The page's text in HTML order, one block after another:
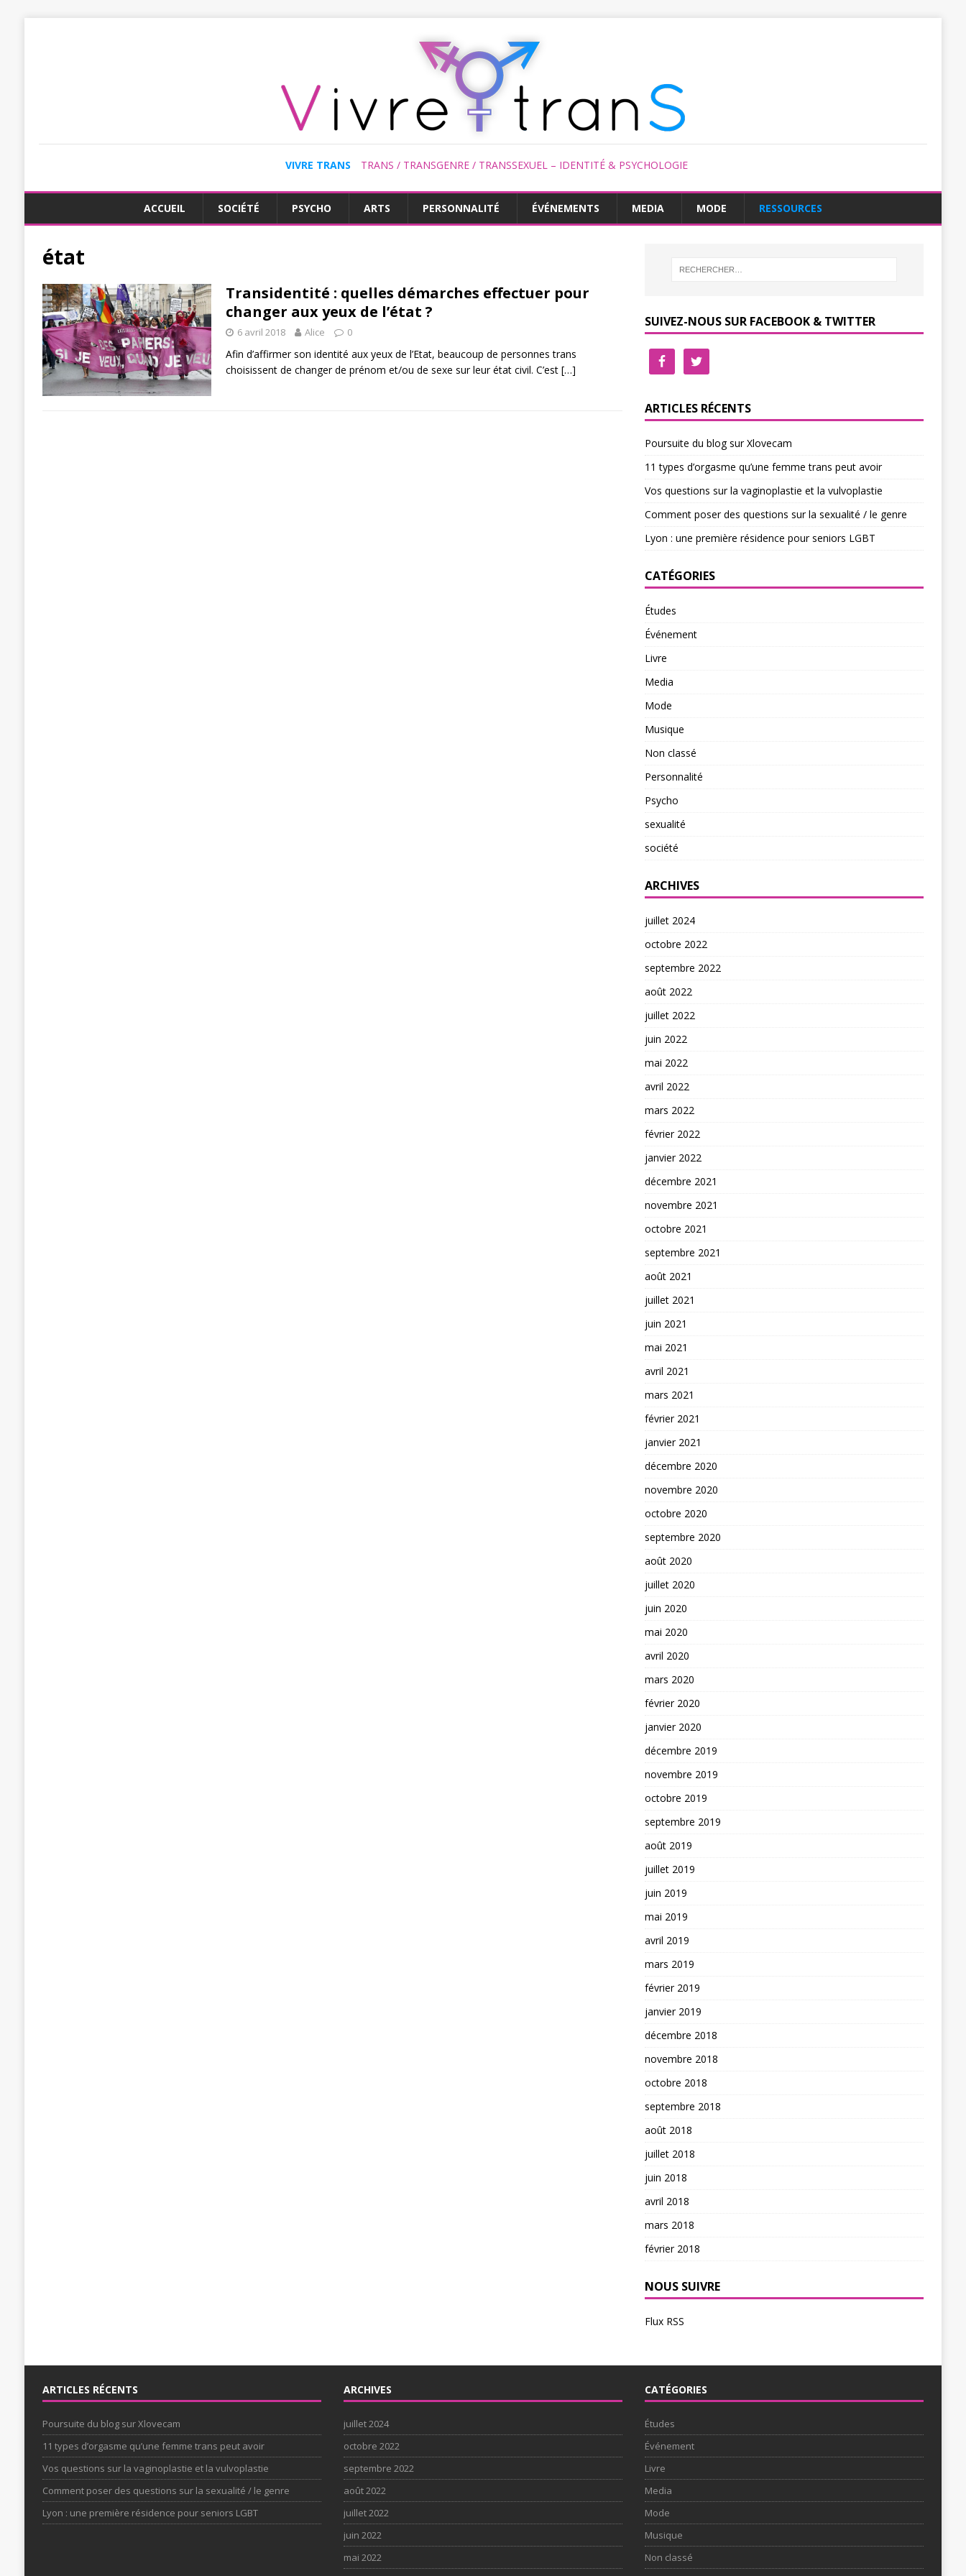
VIVRE TRANS TRANS / TRANSGENRE / TRANSSEXUEL – IDENTITÉ & PSYCHOLOGIE
ACCUEIL SOCIÉTÉ PSYCHO ARTS PERSONNALITÉ ÉVÉNEMENTS MEDIA MODE RESSOURCES
état
Transidentité : quelles démarches effectuer pour
changer aux yeux de l’état ?
6 avril 2018 Alice 0
Afin d’affirmer son identité aux yeux de l’Etat, beaucoup de personnes trans
choisissent de changer de prénom et/ou de sexe sur leur état civil. C’est […]
SUIVEZ-NOUS SUR FACEBOOK & TWITTER
ARTICLES RÉCENTS
Poursuite du blog sur Xlovecam
11 types d’orgasme qu’une femme trans peut avoir
Vos questions sur la vaginoplastie et la vulvoplastie
Comment poser des questions sur la sexualité / le genre
Lyon : une première résidence pour seniors LGBT
CATÉGORIES
Études
Événement
Livre
Media
Mode
Musique
Non classé
Personnalité
Psycho
sexualité
société
ARCHIVES
juillet 2024
octobre 2022
septembre 2022
août 2022
juillet 2022
juin 2022
mai 2022
avril 2022
mars 2022
février 2022
janvier 2022
décembre 2021
novembre 2021
octobre 2021
septembre 2021
août 2021
juillet 2021
juin 2021
mai 2021
avril 2021
mars 2021
février 2021
janvier 2021
décembre 2020
novembre 2020
octobre 2020
septembre 2020
août 2020
juillet 2020
juin 2020
mai 2020
avril 2020
mars 2020
février 2020
janvier 2020
décembre 2019
novembre 2019
octobre 2019
septembre 2019
août 2019
juillet 2019
juin 2019
mai 2019
avril 2019
mars 2019
février 2019
janvier 2019
décembre 2018
novembre 2018
octobre 2018
septembre 2018
août 2018
juillet 2018
juin 2018
avril 2018
mars 2018
février 2018
NOUS SUIVRE
Flux RSS
ARTICLES RÉCENTS
Poursuite du blog sur Xlovecam
11 types d’orgasme qu’une femme trans peut avoir
Vos questions sur la vaginoplastie et la vulvoplastie
Comment poser des questions sur la sexualité / le genre
Lyon : une première résidence pour seniors LGBT
ARCHIVES
juillet 2024
octobre 2022
septembre 2022
août 2022
juillet 2022
juin 2022
mai 2022
CATÉGORIES
Études
Événement
Livre
Media
Mode
Musique
Non classé